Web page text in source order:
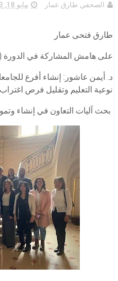
الصحفي طارق عمار مايو 18, 2023
طارق فتحى عمار
على هامش المشاركة في الدورة (216) للمجلس التنفيذي لمنظمة اليونسكو
د. أيمن عاشور: إنشاء أفرع
نوعية التعليم وتقليل فرص
بحث آليات التعاون في إنشاء